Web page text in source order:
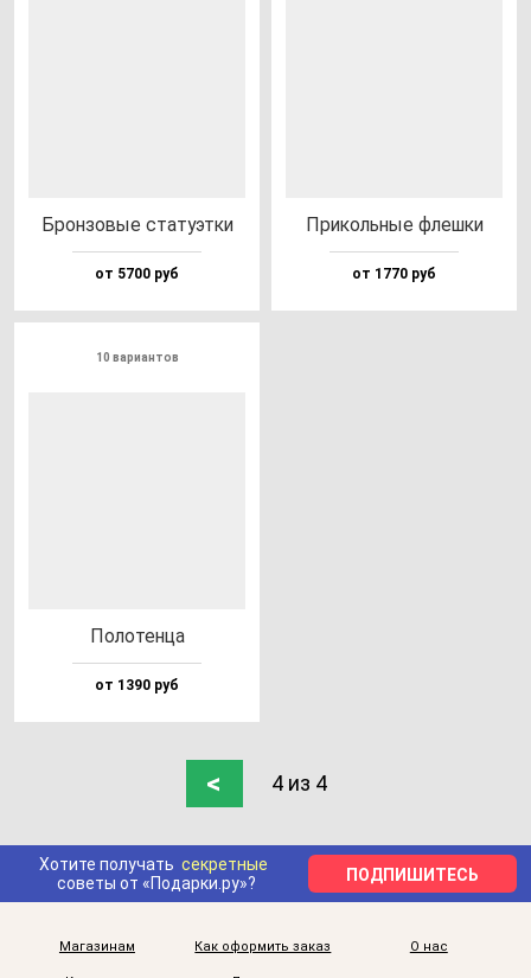
Брон­зо­вые ста­ту­эт­ки
от 5700 руб
При­коль­ные флеш­ки
от 1770 руб
10 вариантов
Поло­тен­ца
от 1390 руб
< 4 из 4
Хотите получать секретные
советы от «Подарки.ру»?
ПОДПИШИТЕСЬ
Магазинам Как оформить заказ О нас